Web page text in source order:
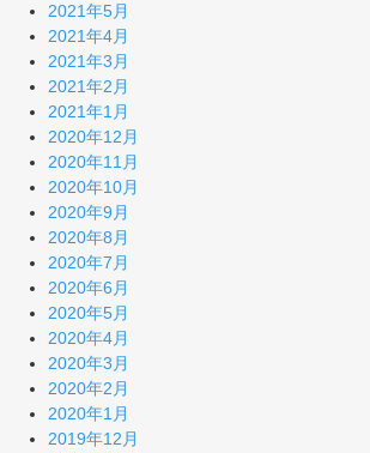
2021年5月
2021年4月
2021年3月
2021年2月
2021年1月
2020年12月
2020年11月
2020年10月
2020年9月
2020年8月
2020年7月
2020年6月
2020年5月
2020年4月
2020年3月
2020年2月
2020年1月
2019年12月